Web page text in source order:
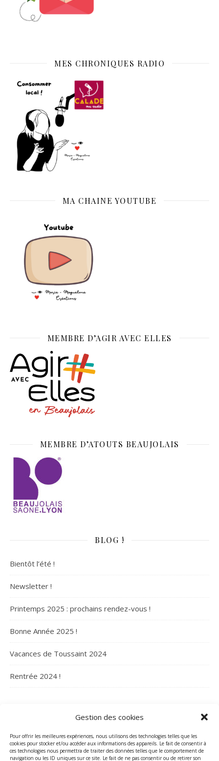
Gestion des cookies
Pour offrir les meilleures expériences, nous utilisons des technologies telles que les
cookies pour stocker et/ou accéder aux informations des appareils. Le fait de consentir à
ces technologies nous permettra de traiter des données telles que le comportement de
navigation ou les ID uniques sur ce site. Le fait de ne pas consentir ou de retirer son
MES CHRONIQUES RADIO
MA CHAINE YOUTUBE
MEMBRE D’AGIR AVEC ELLES
MEMBRE D’ATOUTS BEAUJOLAIS
BLOG !
Bientôt l’été !
Newsletter !
Printemps 2025 : prochains rendez-vous !
Bonne Année 2025 !
Vacances de Toussaint 2024
Rentrée 2024 !
ARCHIVES
Archives